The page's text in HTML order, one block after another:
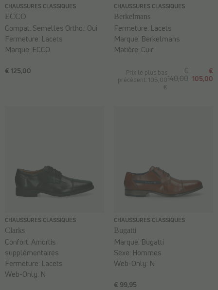
CHAUSSURES CLASSIQUES
ECCO
€ 125,00
Compat. Semelles Ortho.: Oui
Fermeture: Lacets
Marque: ECCO
CHAUSSURES CLASSIQUES
Berkelmans
Prix le plus bas
précédent: 105,00
€
€
140,00
€
105,00
Fermeture: Lacets
Marque: Berkelmans
Matière: Cuir
CHAUSSURES CLASSIQUES
Clarks
Confort:Amortis
supplémentaires
Fermeture: Lacets
Web-Only: N
CHAUSSURES CLASSIQUES
Bugatti
€ 99,95
Marque: Bugatti
Sexe: Hommes
Web-Only: N